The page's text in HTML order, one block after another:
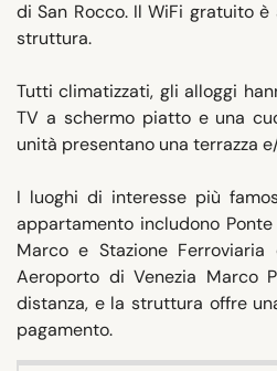
di San Rocco. Il WiFi gratuito
struttura.
Tutti climatizzati, gli alloggi
TV a schermo piatto e una
unità presentano una terrazza
I luoghi di interesse più
appartamento includono
Marco e Stazione Ferroviaria
Aeroporto di Venezia Marco
distanza, e la struttura offre
pagamento.